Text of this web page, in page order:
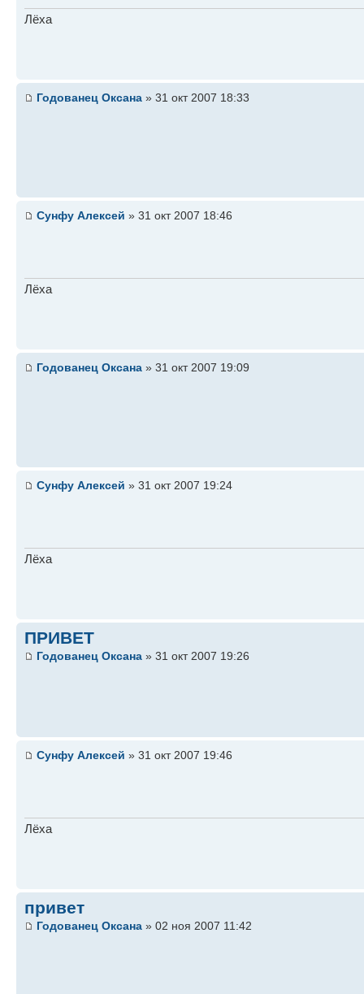
Лёха
Годованец Оксана » 31 окт 2007 18:33
Сунфу Алексей » 31 окт 2007 18:46
Лёха
Годованец Оксана » 31 окт 2007 19:09
Сунфу Алексей » 31 окт 2007 19:24
Лёха
ПРИВЕТ
Годованец Оксана » 31 окт 2007 19:26
Сунфу Алексей » 31 окт 2007 19:46
Лёха
привет
Годованец Оксана » 02 ноя 2007 11:42